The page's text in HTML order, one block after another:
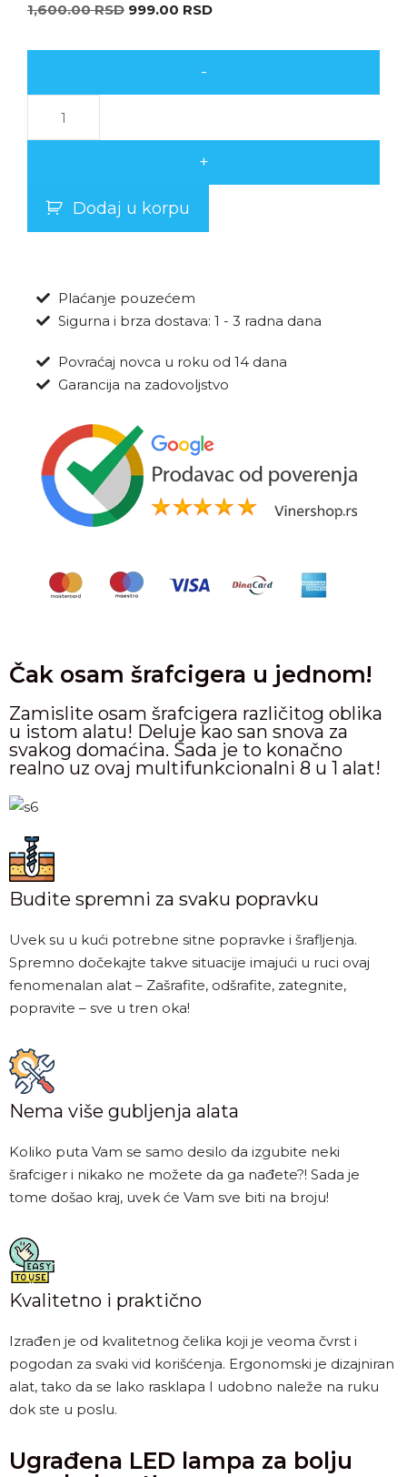
1,600.00RSD 999.00 RSD
-
+
Dodaj u korpu
Plaćanje pouzećem
Sigurna i brza dostava: 1 - 3 radna dana
Povraćaj novca u roku od 14 dana
Garancija na zadovoljstvo
Čak osam šrafcigera u jednom!
Zamislite osam šrafcigera različitog oblika
u istom alatu! Deluje kao san snova za
svakog domaćina. Sada je to konačno
realno uz ovaj multifunkcionalni 8 u 1 alat!
Budite spremni za svaku popravku
Uvek su u kući potrebne sitne popravke i šrafljenja.
Spremno dočekajte takve situacije imajući u ruci ovaj
fenomenalan alat – Zašrafite, odšrafite, zategnite,
popravite – sve u tren oka!
Nema više gubljenja alata
Koliko puta Vam se samo desilo da izgubite neki
šrafciger i nikako ne možete da ga nađete?! Sada je
tome došao kraj, uvek će Vam sve biti na broju!
Kvalitetno i praktično
Izrađen je od kvalitetnog čelika koji je veoma čvrst i
pogodan za svaki vid korišćenja. Ergonomski je dizajniran
alat, tako da se lako rasklapa I udobno naleže na ruku
dok ste u poslu.
Ugrađena LED lampa za bolju